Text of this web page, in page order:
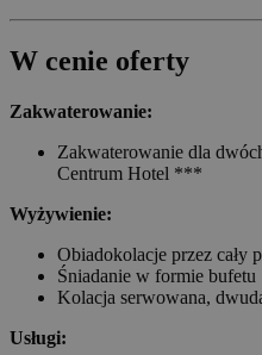
W cenie oferty
Zakwaterowanie:
Zakwaterowanie dla
Centrum Hotel ***
Wyżywienie:
Obiadokolacje przez cały
Śniadanie w formie bufetu
Kolacja serwowana,
Usługi: